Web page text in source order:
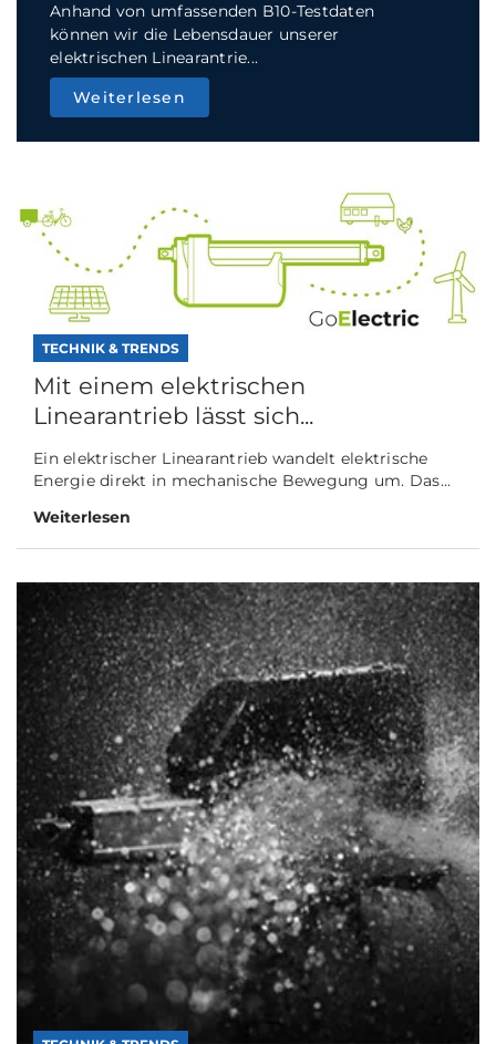
Anhand von umfassenden B10-Testdaten
können wir die Lebensdauer unserer
elektrischen Linearantrie...
Weiterlesen
TECHNIK & TRENDS
Mit einem elektrischen
Linearantrieb lässt sich...
Ein elektrischer Linearantrieb wandelt elektrische
Energie direkt in mechanische Bewegung um. Das...
Weiterlesen